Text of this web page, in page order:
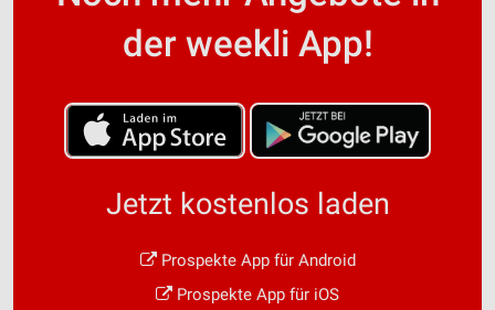
der weekli App!
Jetzt kostenlos laden
Prospekte App für Android
Prospekte App für iOS